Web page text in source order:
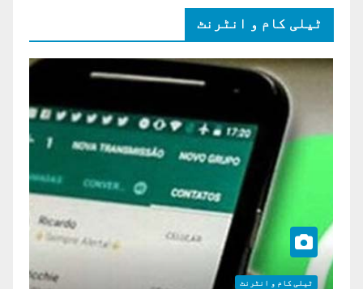
ٹیلی کام و انٹرنٹ
ٹیلی کام و انٹرنٹ